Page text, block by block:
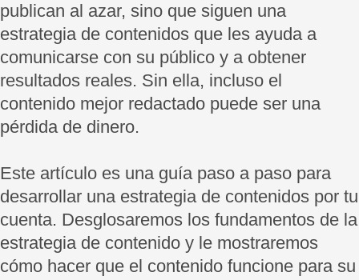
publican al azar, sino que siguen una
estrategia de contenidos que les ayuda a
comunicarse con su público y a obtener
resultados reales. Sin ella, incluso el
contenido mejor redactado puede ser una
pérdida de dinero.
Este artículo es una guía paso a paso para
desarrollar una estrategia de contenidos por tu
cuenta. Desglosaremos los fundamentos de la
estrategia de contenido y le mostraremos
cómo hacer que el contenido funcione para su